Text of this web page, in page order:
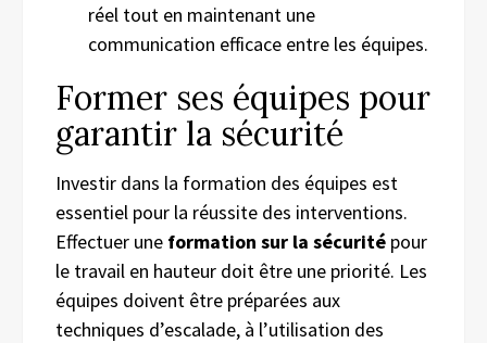
réel tout en maintenant une
communication efficace entre les équipes.
Former ses équipes pour
garantir la sécurité
Investir dans la formation des équipes est
essentiel pour la réussite des interventions.
Effectuer une formation sur la sécurité pour
le travail en hauteur doit être une priorité. Les
équipes doivent être préparées aux
techniques d’escalade, à l’utilisation des